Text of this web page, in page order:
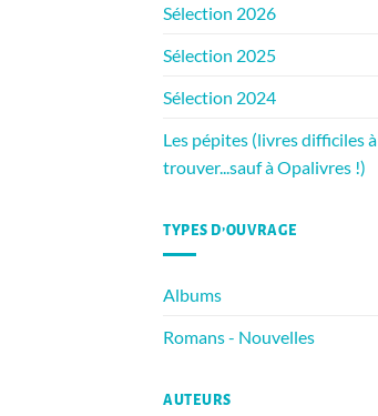
Sélection 2026
Sélection 2025
Sélection 2024
Les pépites (livres difficiles à
trouver...sauf à Opalivres !)
TYPES D’OUVRAGE
Albums
Romans - Nouvelles
AUTEURS